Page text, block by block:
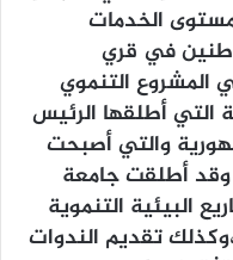
الخدمات
في قري
المشروع التنموي
التي أطلقها الرئيس
والتي أصبحت
وقد أطلقت جامعة
البيئية التنموية
تقديم الندوات